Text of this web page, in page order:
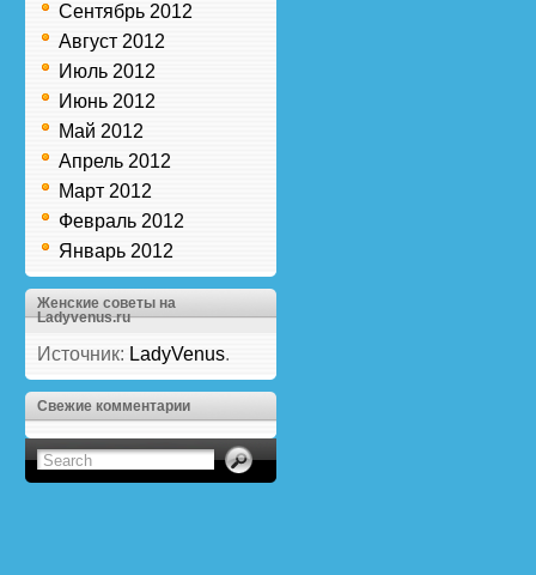
Сентябрь 2012
Август 2012
Июль 2012
Июнь 2012
Май 2012
Апрель 2012
Март 2012
Февраль 2012
Январь 2012
Женские советы на
Ladyvenus.ru
Источник: LadyVenus.
Свежие комментарии